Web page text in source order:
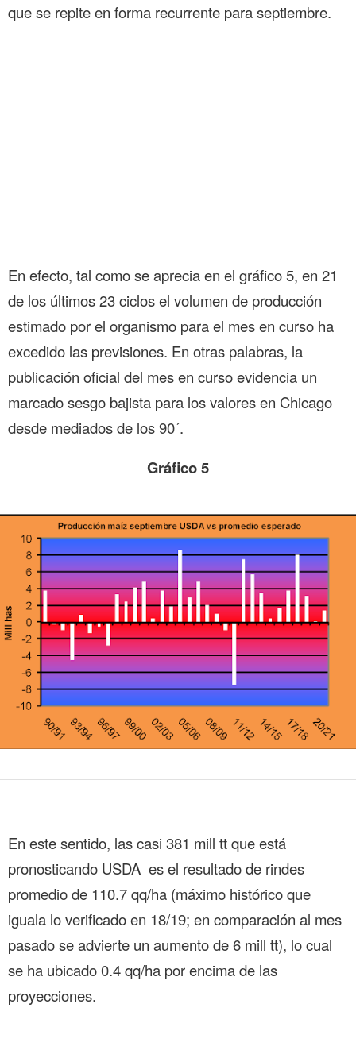
que se repite en forma recurrente para septiembre.
En efecto, tal como se aprecia en el gráfico 5, en 21
de los últimos 23 ciclos el volumen de producción
estimado por el organismo para el mes en curso ha
excedido las previsiones. En otras palabras, la
publicación oficial del mes en curso evidencia un
marcado sesgo bajista para los valores en Chicago
desde mediados de los 90´.
Gráfico 5
En este sentido, las casi 381 mill tt que está
pronosticando USDA es el resultado de rindes
promedio de 110.7 qq/ha (máximo histórico que
iguala lo verificado en 18/19; en comparación al mes
pasado se advierte un aumento de 6 mill tt), lo cual
se ha ubicado 0.4 qq/ha por encima de las
proyecciones.